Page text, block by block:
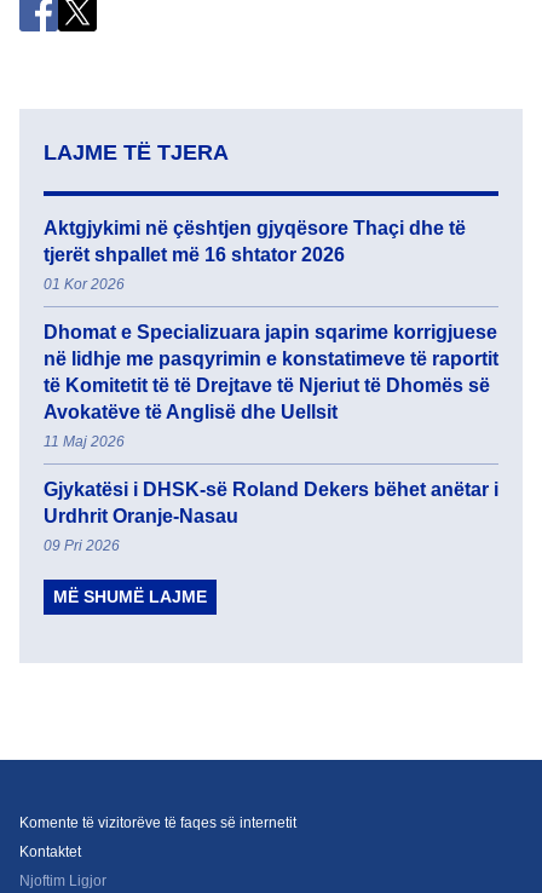
LAJME TË TJERA
Aktgjykimi në çështjen gjyqësore Thaçi dhe të
tjerët shpallet më 16 shtator 2026
01 Kor 2026
Dhomat e Specializuara japin sqarime korrigjuese
në lidhje me pasqyrimin e konstatimeve të raportit
të Komitetit të të Drejtave të Njeriut të Dhomës së
Avokatëve të Anglisë dhe Uellsit
11 Maj 2026
Gjykatësi i DHSK-së Roland Dekers bëhet anëtar i
Urdhrit Oranje-Nasau
09 Pri 2026
MË SHUMË LAJME
Komente të vizitorëve të faqes së internetit
Kontaktet
Njoftim Ligjor